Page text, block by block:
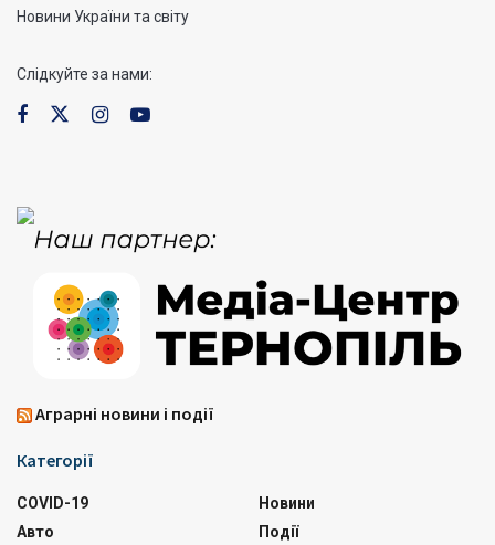
Новини України та світу
Слідкуйте за нами:
Аграрні новини і події
Категорії
COVID-19
Авто
Новини
Події